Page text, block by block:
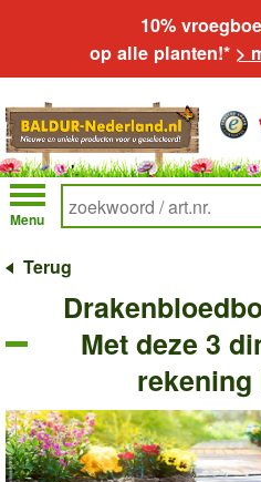
10%
op alle planten!* >
Menu
Terug
Met deze 3
rekening